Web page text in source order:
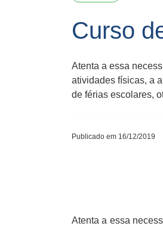
Curso
Atenta a essa
atividades físicas, a
de férias escolares,
Publicado em 16/12/2019
Atenta a essa